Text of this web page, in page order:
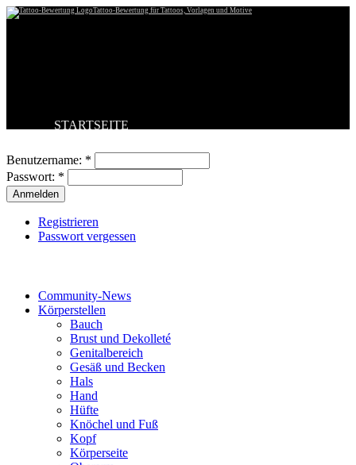
Tattoo-Bewertung für Tattoos, Vorlagen und Motive
STARTSEITE
BESTE TATTOOS
NEUESTE TATTOOS
KOMMENTARE
FORUM
Benutzername: *
Passwort: *
Registrieren
Passwort vergessen
Community-News
Körperstellen
Bauch
Brust und Dekolleté
Genitalbereich
Gesäß und Becken
Hals
Hand
Hüfte
Knöchel und Fuß
Kopf
Körperseite